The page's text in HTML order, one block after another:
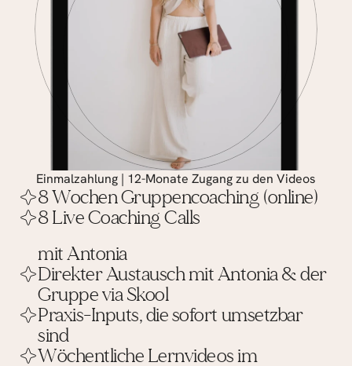
Einmalzahlung | 12-Monate Zugang zu den Videos
8 Wochen Gruppencoaching (online)
8 Live Coaching Calls
mit Antonia
Direkter Austausch mit Antonia & der
Gruppe via Skool
Praxis-Inputs, die sofort umsetzbar
sind
Wöchentliche Lernvideos im